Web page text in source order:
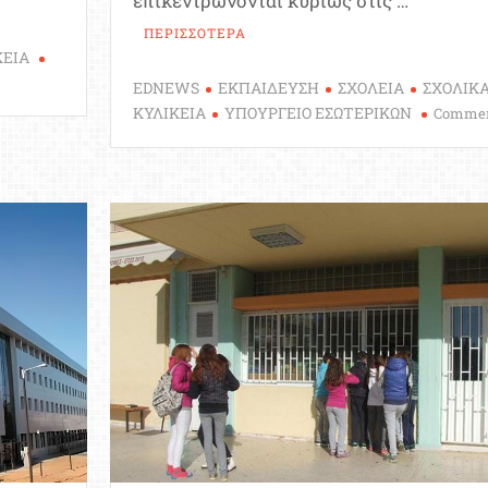
ΠΕΡΙΣΣΟΤΕΡΑ
EDNEWS ΕΚΠΑΙΔΕΥΣΗ ΣΧΟΛΕΙΑ
ΚΥΛΙΚΕΙΑ
ΥΠΟΥΡΓΕΙΟ ΕΣΩΤΕΡΙΚΩΝ